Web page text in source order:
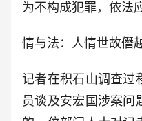
为不构成犯罪，依法
情与法：人情世故僭
记者在积石山调查过
员谈及安宏国涉案问